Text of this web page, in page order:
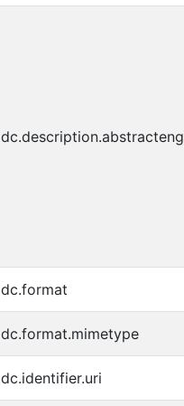
dc.description.abstracteng
dc.format
dc.format.mimetype
dc.identifier.uri